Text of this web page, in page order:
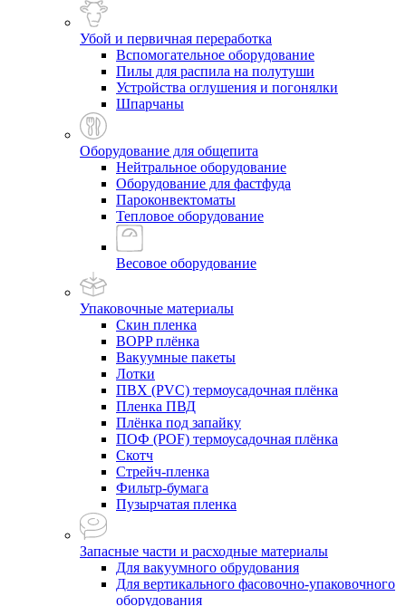
Убой и первичная переработка
Вспомогательное оборудование
Пилы для распила на полутуши
Устройства оглушения и погонялки
Шпарчаны
Оборудование для общепита
Нейтральное оборудование
Оборудование для фастфуда
Пароконвектоматы
Тепловое оборудование
Весовое оборудование
Упаковочные материалы
Скин пленка
BOPP плёнка
Вакуумные пакеты
Лотки
ПВХ (PVC) термоусадочная плёнка
Пленка ПВД
Плёнка под запайку
ПОФ (POF) термоусадочная плёнка
Скотч
Стрейч-пленка
Фильтр-бумага
Пузырчатая пленка
Запасные части и расходные материалы
Для вакуумного обрудования
Для вертикального фасовочно-упаковочного
оборудования